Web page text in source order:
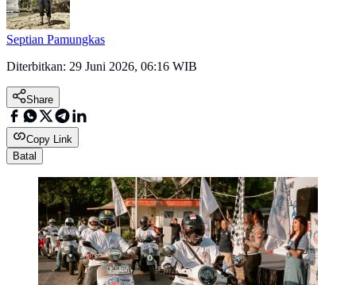
Septian Pamungkas
Diterbitkan: 29 Juni 2026, 06:16 WIB
Share
Copy Link
Batal